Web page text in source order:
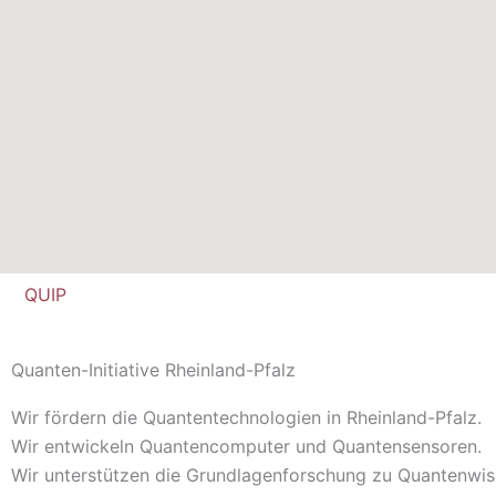
QUIP
Quanten-Initiative Rheinland-Pfalz
Wir fördern die Quantentechnologien in Rheinland-Pfalz.
Wir entwickeln Quantencomputer und Quantensensoren.
Wir unterstützen die Grundlagenforschung zu